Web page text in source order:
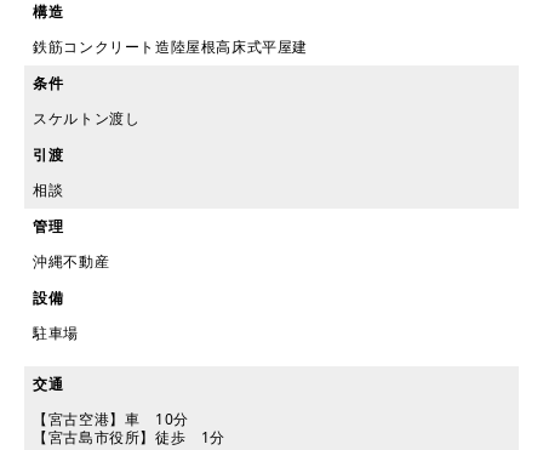
構造
鉄筋コンクリート造陸屋根高床式平屋建
条件
スケルトン渡し
引渡
相談
管理
沖縄不動産
設備
駐車場
交通
【宮古空港】車 10分
【宮古島市役所】徒歩 1分